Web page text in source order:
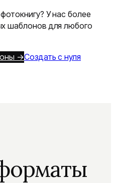
У нас более
шаблонов для любого
→Создать с нуля